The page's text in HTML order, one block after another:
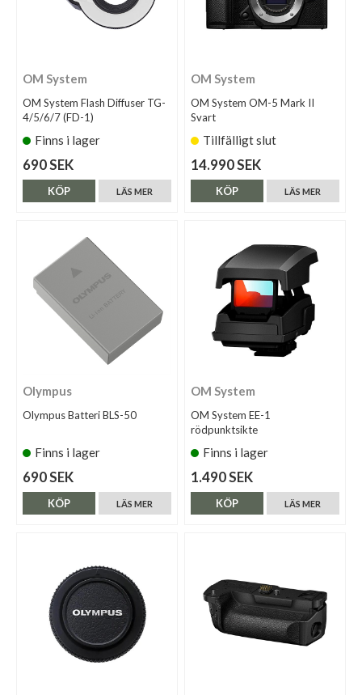
OM System
OM System Flash Diffuser TG-
4/5/6/7 (FD-1)
Finns i lager
690 SEK
LÄS MER
KÖP
OM System
OM System OM-5 Mark II
Svart
Tillfälligt slut
14.990 SEK
LÄS MER
KÖP
Olympus
Olympus Batteri BLS-50
Finns i lager
690 SEK
LÄS MER
KÖP
OM System
OM System EE-1
rödpunktsikte
Finns i lager
1.490 SEK
LÄS MER
KÖP